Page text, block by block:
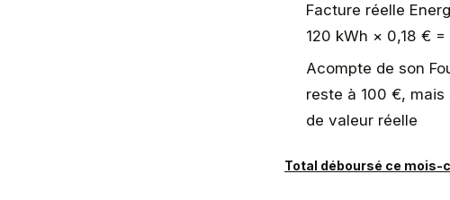
Facture réelle
120 kWh × 0,18 €
Acompte de son
reste à 100 €,
de valeur réelle
Total déboursé ce mois-